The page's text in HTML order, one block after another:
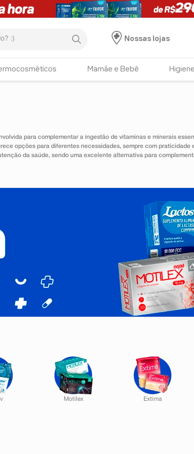
Nossas lojas
Mamãe e Bebê
para complementar a ingestão de vitaminas e minerais
opções para diferentes necessidades, sempre com
da saúde, sendo uma excelente alternativa para